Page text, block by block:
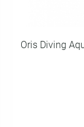
Oris Diving